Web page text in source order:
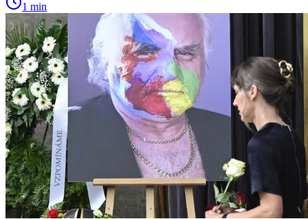
1 min